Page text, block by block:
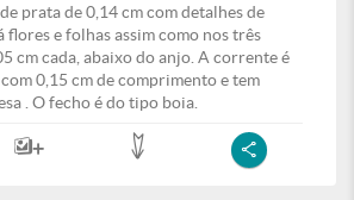
prata de 0,14 cm com detalhes de
flores e folhas assim como nos três
cm cada, abaixo do anjo. A corrente é
0,15 cm de comprimento e tem
. O fecho é do tipo boia.